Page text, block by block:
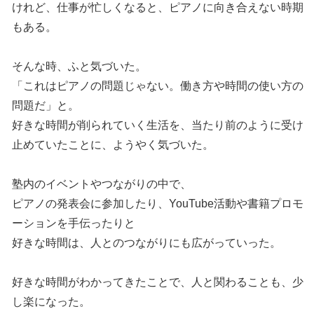
けれど、仕事が忙しくなると、ピアノに向き合えない時期
もある。
そんな時、ふと気づいた。
「これはピアノの問題じゃない。働き方や時間の使い方の
問題だ」と。
好きな時間が削られていく生活を、当たり前のように受け
止めていたことに、ようやく気づいた。
塾内のイベントやつながりの中で、
ピアノの発表会に参加したり、YouTube活動や書籍プロモ
ーションを手伝ったりと
好きな時間は、人とのつながりにも広がっていった。
好きな時間がわかってきたことで、人と関わることも、少
し楽になった。